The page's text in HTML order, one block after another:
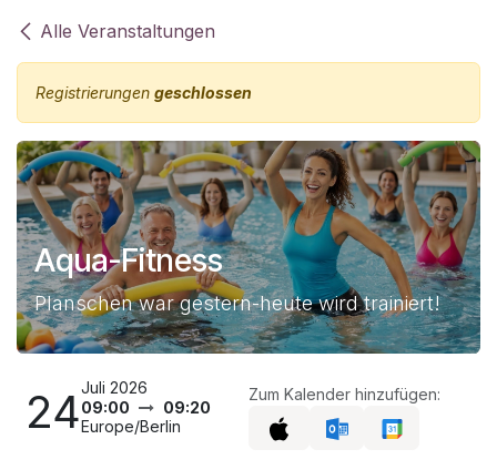
Alle Veranstaltungen
Registrierungen geschlossen
Aqua-Fitness
Planschen war gestern-heute wird trainiert!
24Juli 2026
09:00
09:20
Europe/Berlin
Zum Kalender hinzufügen: